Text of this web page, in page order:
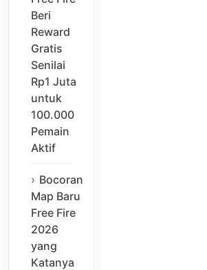
Beri
Reward
Gratis
Senilai
Rp1 Juta
untuk
100.000
Pemain
Aktif
Bocoran
Map Baru
Free Fire
2026
yang
Katanya